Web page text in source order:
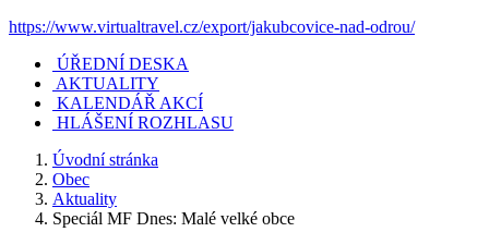
https://www.virtualtravel.cz/export/jakubcovice-nad-odrou/
ÚŘEDNÍ DESKA
AKTUALITY
KALENDÁŘ AKCÍ
HLÁŠENÍ ROZHLASU
Úvodní stránka
Obec
Aktuality
Speciál MF Dnes: Malé velké obce